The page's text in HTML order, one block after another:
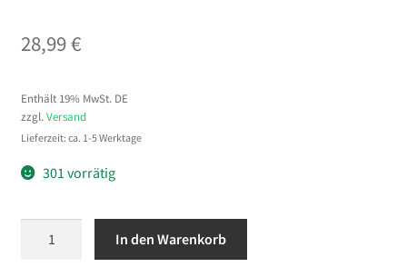
28,99€
Enthält 19% MwSt. DE
zzgl. Versand
Lieferzeit: ca. 1-5 Werktage
301 vorrätig
In den Warenkorb